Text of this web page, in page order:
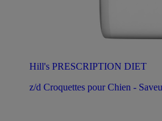
Hill's PRESCRIPTION DIET
z/d Croquettes pour Chien -